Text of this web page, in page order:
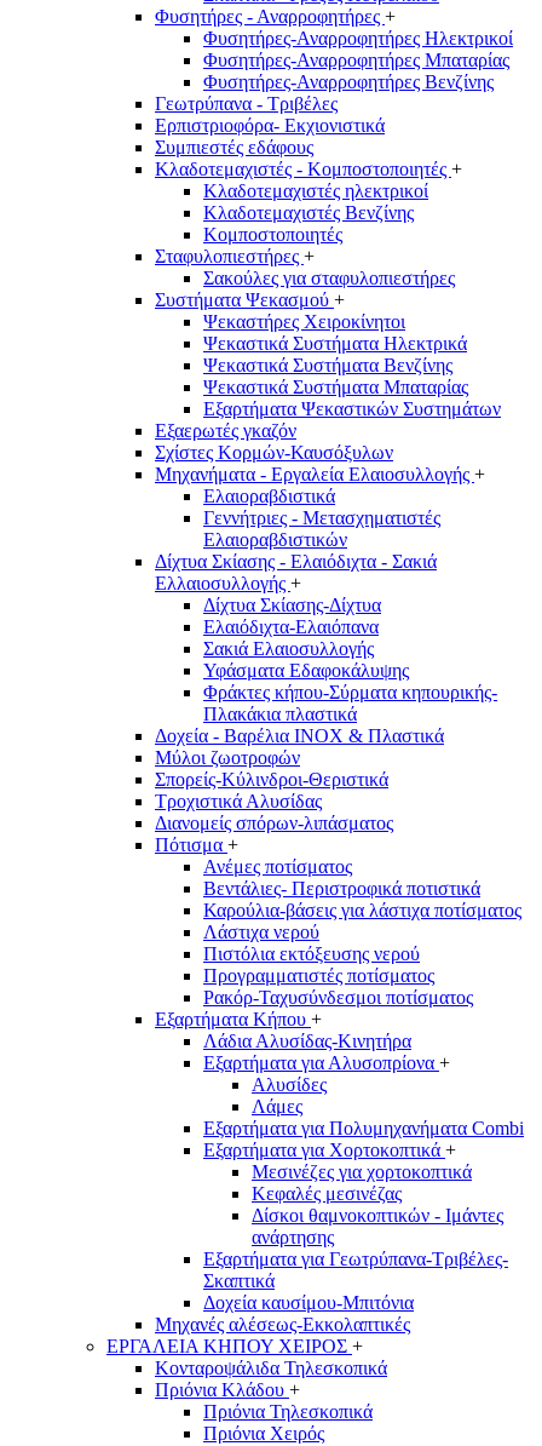
Φυσητήρες - Αναρροφητήρες +
Φυσητήρες-Αναρροφητήρες Ηλεκτρικοί
Φυσητήρες-Αναρροφητήρες Μπαταρίας
Φυσητήρες-Αναρροφητήρες Βενζίνης
Γεωτρύπανα - Τριβέλες
Ερπιστριοφόρα- Εκχιονιστικά
Συμπιεστές εδάφους
Κλαδοτεμαχιστές - Κομποστοποιητές +
Κλαδοτεμαχιστές ηλεκτρικοί
Κλαδοτεμαχιστές Βενζίνης
Κομποστοποιητές
Σταφυλοπιεστήρες +
Σακούλες για σταφυλοπιεστήρες
Συστήματα Ψεκασμού +
Ψεκαστήρες Χειροκίνητοι
Ψεκαστικά Συστήματα Ηλεκτρικά
Ψεκαστικά Συστήματα Βενζίνης
Ψεκαστικά Συστήματα Μπαταρίας
Εξαρτήματα Ψεκαστικών Συστημάτων
Εξαερωτές γκαζόν
Σχίστες Κορμών-Καυσόξυλων
Μηχανήματα - Εργαλεία Ελαιοσυλλογής +
Ελαιοραβδιστικά
Γεννήτριες - Μετασχηματιστές
Ελαιοραβδιστικών
Δίχτυα Σκίασης - Ελαιόδιχτα - Σακιά
Ελλαιοσυλλογής +
Δίχτυα Σκίασης-Δίχτυα
Ελαιόδιχτα-Ελαιόπανα
Σακιά Ελαιοσυλλογής
Υφάσματα Εδαφοκάλυψης
Φράκτες κήπου-Σύρματα κηπουρικής-
Πλακάκια πλαστικά
Δοχεία - Βαρέλια INOX & Πλαστικά
Μύλοι ζωοτροφών
Σπορείς-Κύλινδροι-Θεριστικά
Τροχιστικά Αλυσίδας
Διανομείς σπόρων-λιπάσματος
Πότισμα +
Ανέμες ποτίσματος
Βεντάλιες- Περιστροφικά ποτιστικά
Καρούλια-βάσεις για λάστιχα ποτίσματος
Λάστιχα νερού
Πιστόλια εκτόξευσης νερού
Προγραμματιστές ποτίσματος
Ρακόρ-Ταχυσύνδεσμοι ποτίσματος
Εξαρτήματα Κήπου +
Λάδια Αλυσίδας-Κινητήρα
Εξαρτήματα για Αλυσοπρίονα +
Αλυσίδες
Λάμες
Εξαρτήματα για Πολυμηχανήματα Combi
Εξαρτήματα για Χορτοκοπτικά +
Μεσινέζες για χορτοκοπτικά
Κεφαλές μεσινέζας
Δίσκοι θαμνοκοπτικών - Ιμάντες
ανάρτησης
Εξαρτήματα για Γεωτρύπανα-Τριβέλες-
Σκαπτικά
Δοχεία καυσίμου-Μπιτόνια
Μηχανές αλέσεως-Εκκολαπτικές
ΕΡΓΑΛΕΙΑ ΚΗΠΟΥ ΧΕΙΡΟΣ +
Κονταροψάλιδα Τηλεσκοπικά
Πριόνια Κλάδου +
Πριόνια Τηλεσκοπικά
Πριόνια Χειρός